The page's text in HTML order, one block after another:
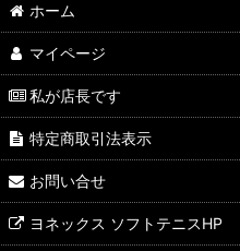
ホーム
マイページ
私が店長です
特定商取引法表示
お問い合せ
ヨネックス ソフトテニスHP